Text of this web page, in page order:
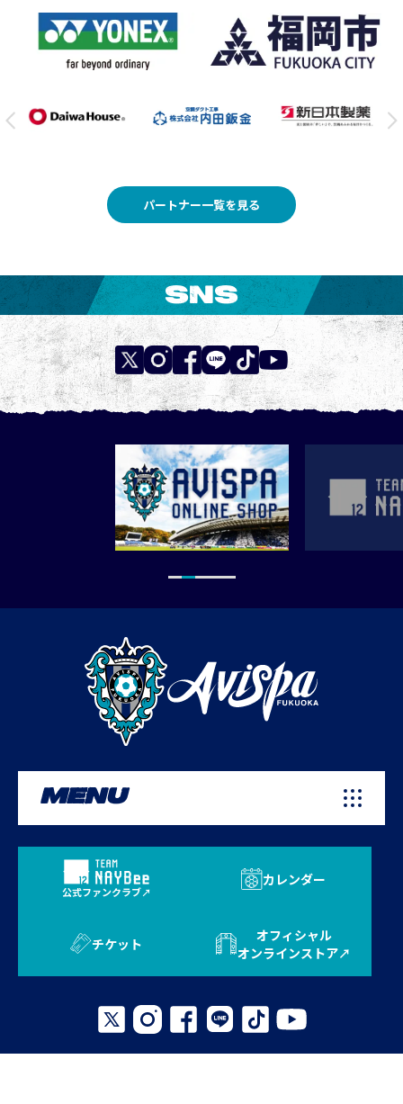
パートナー一覧を見る
SNS
MENU
公式ファンクラブ
カレンダー
チケット
オフィシャル
オンラインストア